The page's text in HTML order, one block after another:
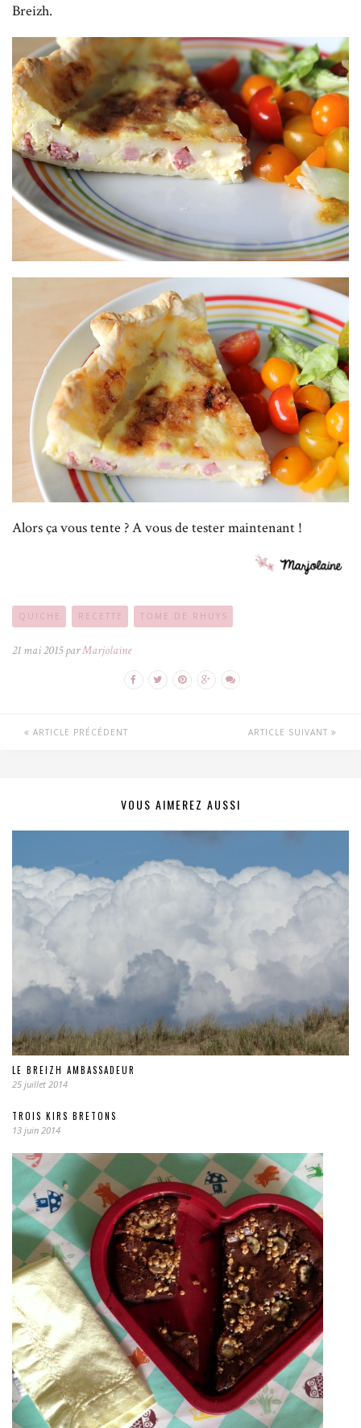
Breizh.
Alors ça vous tente ? A vous de tester maintenant !
QUICHE RECETTE TOME DE RHUYS
21 mai 2015 parMarjolaine
ARTICLE PRÉCÉDENT ARTICLE SUIVANT
VOUS AIMEREZ AUSSI
LE BREIZH AMBASSADEUR
25 juillet 2014
TROIS KIRS BRETONS
13 juin 2014